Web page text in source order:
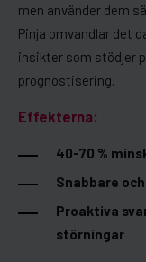
men använder dem
Pinja omvandlar det
insikter som stödjer
prognostisering.
Effekterna:
40-70 %
Snabbare
Proaktiva
störningar